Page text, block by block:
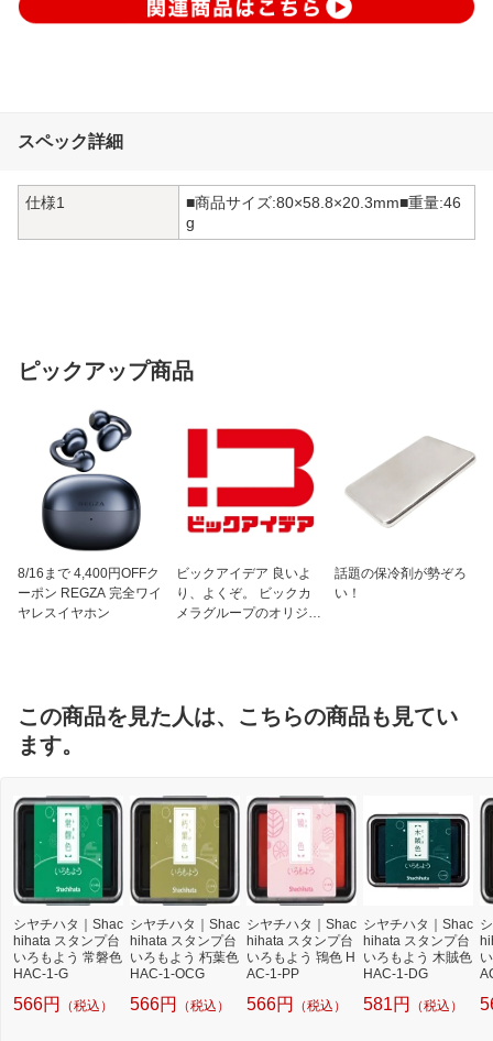
スペック詳細
仕様1
■商品サイズ:80×58.8×20.3mm■重量:46
g
ピックアップ商品
8/16まで 4,400円OFFク
ーポン REGZA 完全ワイ
ヤレスイヤホン
ビックアイデア 良いよ
り、よくぞ。 ビックカ
メラグループのオリジナ
話題の保冷剤が勢ぞろ
い！
この商品を見た人は、こちらの商品も見てい
ます。
シヤチハタ｜Shac
hihata スタンプ台
いろもよう 常磐色
HAC-1-G
566円 （税込）
シヤチハタ｜Shac
hihata スタンプ台
いろもよう 朽葉色
HAC-1-OCG
566円 （税込）
シヤチハタ｜Shac
hihata スタンプ台
いろもよう 鴇色 H
AC-1-PP
566円 （税込）
シヤチハタ｜Shac
hihata スタンプ台
いろもよう 木賊色
HAC-1-DG
581円 （税込）